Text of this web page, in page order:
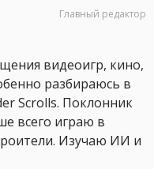
Главный редактор
видеоигр, кино,
разбираюсь в
Scrolls. Поклонник
всего играю в
Изучаю ИИ и